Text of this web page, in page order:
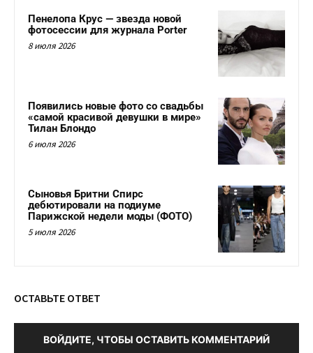
Пенелопа Крус — звезда новой
фотосессии для журнала Porter
8 июля 2026
Появились новые фото со свадьбы
«самой красивой девушки в мире»
Тилан Блондо
6 июля 2026
Сыновья Бритни Спирс
дебютировали на подиуме
Парижской недели моды (ФОТО)
5 июля 2026
ОСТАВЬТЕ ОТВЕТ
ВОЙДИТЕ, ЧТОБЫ ОСТАВИТЬ КОММЕНТАРИЙ